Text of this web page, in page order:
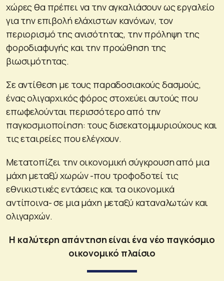
χώρες θα πρέπει να την αγκαλιάσουν ως εργαλείο
για την επιβολή ελάχιστων κανόνων, τον
περιορισμό της ανισότητας, την πρόληψη της
φοροδιαφυγής και την προώθηση της
βιωσιμότητας.
Σε αντίθεση με τους παραδοσιακούς δασμούς,
ένας ολιγαρχικός φόρος στοχεύει αυτούς που
επωφελούνται περισσότερο από την
παγκοσμιοποίηση: τους δισεκατομμυριούχους και
τις εταιρείες που ελέγχουν.
Μετατοπίζει την οικονομική σύγκρουση από μια
μάχη μεταξύ χωρών -που τροφοδοτεί τις
εθνικιστικές εντάσεις και τα οικονομικά
αντίποινα- σε μια μάχη μεταξύ καταναλωτών και
ολιγαρχών.
Η καλύτερη απάντηση είναι ένα νέο παγκόσμιο
οικονομικό πλαίσιο